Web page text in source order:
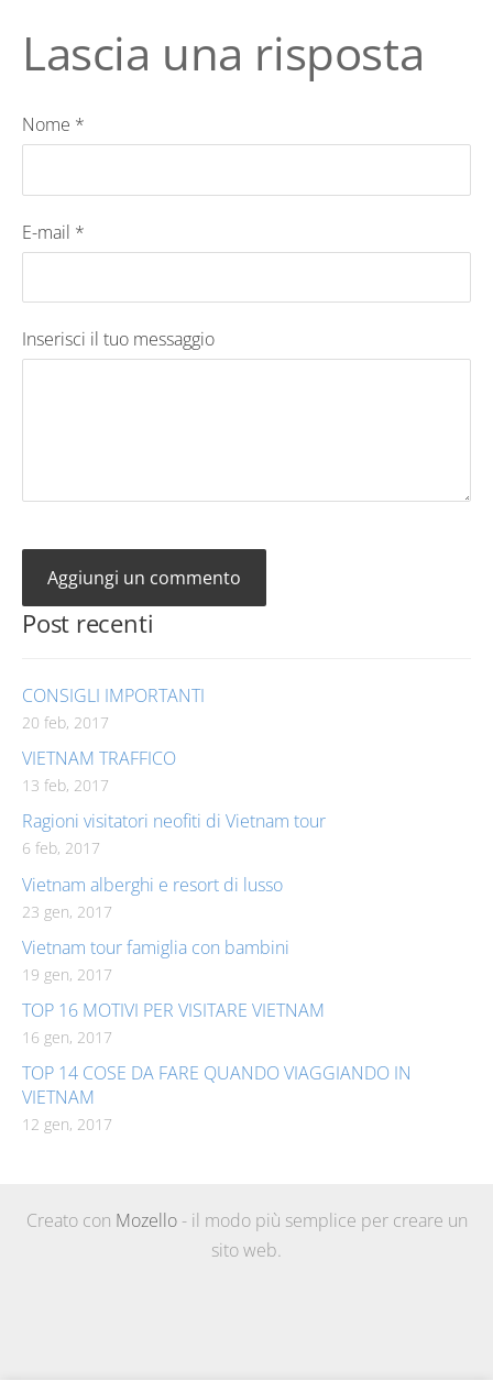
Post recenti
CONSIGLI IMPORTANTI
20 feb, 2017
VIETNAM TRAFFICO
13 feb, 2017
Ragioni visitatori neofiti di Vietnam tour
6 feb, 2017
Vietnam alberghi e resort di lusso
23 gen, 2017
Vietnam tour famiglia con bambini
19 gen, 2017
TOP 16 MOTIVI PER VISITARE VIETNAM
16 gen, 2017
TOP 14 COSE DA FARE QUANDO VIAGGIANDO IN
VIETNAM
12 gen, 2017
Lascia una risposta
Nome *
E-mail *
Inserisci il tuo messaggio
Creato con Mozello- il modo più semplice per creare un
sito web.